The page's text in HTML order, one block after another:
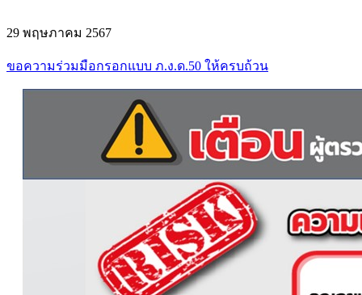
29 พฤษภาคม 2567
ขอความร่วมมือกรอกแบบ ภ.ง.ด.50 ให้ครบถ้วน